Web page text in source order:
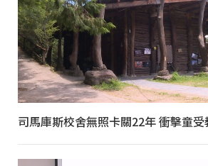
司馬庫斯校舍無照卡關22年 衝擊童受